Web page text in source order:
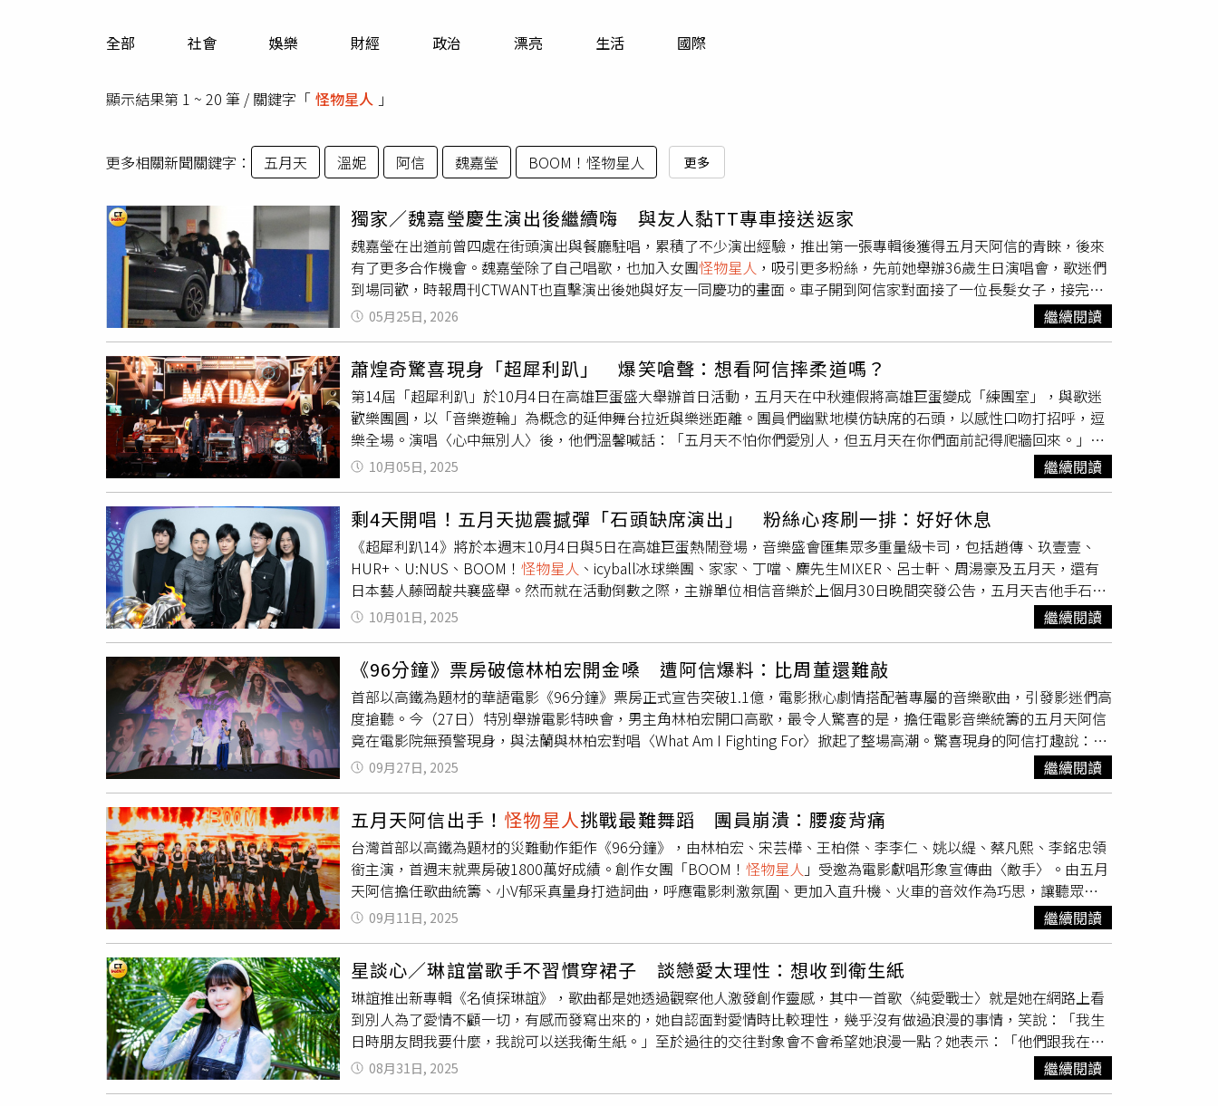
運勢
全部 社會 娛樂 財經 政治 漂亮 生活 國際
顯示結果第 1 ~ 20 筆 / 關鍵字「 怪物星人 」
更多相關新聞關鍵字： 五月天 溫妮 阿信 魏嘉瑩 BOOM！怪物星人 更多
獨家／魏嘉瑩慶生演出後繼續嗨 與友人黏TT專車接送返家
魏嘉瑩在出道前曾四處在街頭演出與餐廳駐唱，累積了不少演出經驗，推出第一張專輯後獲得五月天阿信的青睞，後來
有了更多合作機會。魏嘉瑩除了自己唱歌，也加入女團怪物星人 ，吸引更多粉絲，先前她舉辦36歲生日演唱會，歌迷們
到場同歡，時報周刊CTWANT也直擊演出後她與好友一同慶功的畫面。車子開到阿信家對面接了一位長髮女子，接完長
髮女後，車子來到阿信給魏嘉瑩住的家。（圖／本刊攝影組）5月15日深夜10點45分，結束連續2天的演唱會慶生場，魏
嘉瑩與2名同事同車離開會場，11點43分，車子開到阿信位於台北市小巨蛋對面的家前路邊停車，接了一名長髮女子上
宴會場。（圖／本刊攝影組）女生Kiki及其合作夥伴阿翔也出現在魏嘉瑩的慶功宴。（圖／本刊攝影組）魏嘉瑩坐在那
名長髮女子身旁。（圖／本刊攝影組）5分鐘，4人出門，步行到夜市的海產店，一名穿著藍色上衣的短髮女子到巷口迎
接4人，大夥兒一起走進海產店。而店內已經坐滿了這2天演唱會的工作人員，看來是演唱會的慶功宴，擔任演唱會嘉賓
的「那個女生Kiki」及其合作夥伴阿翔也是座上賓。用餐期間，長髮女一直坐在魏嘉瑩右手邊，2人並肩而坐。慶功宴結
束後，司機將魏嘉瑩與友人們送回住處的停車場。（圖／本刊攝影組）次日凌晨1點出頭，工作人員們陸陸續續離開，
當晚負責開車的司機也將車子停到餐廳門口。1點半左右，送別那個女生Kiki及阿翔，魏嘉瑩、長髮女及藍上衣的短髮女
一起上車，車子直接開回到魏嘉瑩住處停車場，放3人下車後，司機將車開到其他地方停放，接著獨自步行離開。魏嘉
瑩邀請好久不見的元若藍擔任嘉賓。（圖／相映音樂提供）魏嘉瑩先前展開《我要把眼淚當汽水》巡迴演唱會，自台北
起跑，走訪台中、高雄、廣州、成都、北京等地後，再度回到台北的Zepp New Taipei，恰巧遇上她的生日，連續兩天
舉辦旗艦慶生場，邀請蔡旻佑、元若藍、一隻阿圓及那個女生Kiki擔任嘉賓。由於《浪姐7》讓〈心願便利貼〉翻紅，身
為原唱的元若藍久違現身掀起全場尖叫，元若藍也感性回應：「謝謝大家想起我！」剛好元若藍也是5月壽星，魏嘉瑩
貼心送上生日禮物，表示：「聽說你最近有在創作、拍唱歌影片，所以送你手機磁吸支架，這個很實用！」希望她可以
發更多唱歌的影片。
05月25日, 2026 繼續閱讀
蕭煌奇驚喜現身「超犀利趴」 爆笑嗆聲：想看阿信摔柔道嗎？
第14屆「超犀利趴」於10月4日在高雄巨蛋盛大舉辦首日活動，五月天在中秋連假將高雄巨蛋變成「練團室」，與歌迷
歡樂團圓，以「音樂遊輪」為概念的延伸舞台拉近與樂迷距離。團員們幽默地模仿缺席的石頭，以感性口吻打招呼，逗
樂全場。演唱〈心中無別人〉後，他們溫馨喊話：「五月天不怕你們愛別人，但五月天在你們面前記得爬牆回來。」首
日活動最高潮之一，是金曲歌王蕭煌奇驚喜現身探班，自稱「五月天的司機」，與阿信合唱〈好不好〉、〈帶你去逛
街〉，阿信也透露昨天彩排時問蕭煌奇可否輕輕撞他肩，蕭煌奇回說：「大家有沒有看過我去柔道比賽，通常碰到我肩
船」開趴。HUR+熱力唱跳並與呂士軒合唱；BOOM！怪物星人
在演唱〈748情人節〉時，揭曉特別「食材」正是玖壹壹
的洋蔥，5人重新詮釋掀起高潮。U:NUS首唱新曲〈如果愛都說不出來〉，浪漫氛圍破表；玖壹壹出動樂團編制炸翻全
場。新科金曲歌王呂士軒嗨唱嘻哈金曲，並宣布11月將辦巡迴演唱會。壓軸登場的丁噹帶來最有意思的表演，挑戰10位
「帥哥」女舞者，大跳歷屆唱跳男神組曲，更在演唱〈你為什麼說謊〉時，因準備過程的心血付出而感動淚崩，展現專
業與真摯。整場「超犀利趴」首日活動成功以音樂能量駛入高雄巨蛋，讓樂迷滿載而歸。蕭煌奇和阿信在台上互動相當
10月05日, 2025 繼續閱讀
剩4天開唱！五月天拋震撼彈「石頭缺席演出」 粉絲心疼刷一排：好好休息
《超犀利趴14》將於本週末10月4日與5日在高雄巨蛋熱鬧登場，音樂盛會匯集眾多重量級卡司，包括趙傳、玖壹壹、
HUR+、U:NUS、BOOM！ 怪物星人 、icyball冰球樂團、家家、丁噹、麋先生MIXER、呂士軒、周湯豪及五月天，還有
日本藝人藤岡靛共襄盛舉。然而就在活動倒數之際，主辦單位相信音樂於上個月30日晚間突發公告，五月天吉他手石頭
將因個人因素無法參與演出，引起歌迷廣泛關注。根據主辦單位在「超犀利趴」臉書發布的最新資訊指出，原訂兩天演
出的壓軸皆為五月天，但其中提及：「石頭因個人因素不克出席，該場次演出為四人版。」雖然主辦方未進一步透露石
頭缺席的具體原因，但呼籲粉絲體諒。此消息一出，旋即引發粉絲熱烈討論，許多人留言表達理解與支持，寫下「沒關
係的！石拔好好休息！我們都會在原地等你的」、「石頭保重，身體健康最重要」、「石拔要好好照顧自己」、「少一
個人就是怪怪的……石拔好好休息噢」、「石頭好好休息，我們很快會再見面的。」石頭過去曾因脊椎滑脫而缺席部分
巡演，使部分歌迷對他的健康狀況感到憂心。尤其在五月天日前於北京鳥巢舉辦「回到那一天」巡演第100場時，石頭
曾感性表示：「我覺得我的責任好像好大，好像每天得要健健康康在這個台上。其實我的身體……我不知道什麼時候會
有承受不住的時候，所以如果有一天我缺席了，希望大家原諒我！」如今這番話似乎讓歌迷更加牽掛其狀況。
10月01日, 2025 繼續閱讀
《96分鐘》票房破億林柏宏開金嗓 遭阿信爆料：比周董還難敲
首部以高鐵為題材的華語電影《96分鐘》票房正式宣告突破1.1億，電影揪心劇情搭配著專屬的音樂歌曲，引發影迷們高
度搶聽。今（27日）特別舉辦電影特映會，男主角林柏宏開口高歌，最令人驚喜的是，擔任電影音樂統籌的五月天阿信
竟在電影院無預警現身，與法蘭與林柏宏對唱〈What Am I Fighting For〉掀起了整場高潮。驚喜現身的阿信打趣說：
「我從小就是柏宏的影迷，很榮幸這次能為電影《96分鐘》做音樂。」更爆料林柏宏的檔期比周董還難敲，林柏宏趕緊
澄清：「我不是專業歌手，擔心我真的做不到！非常難得可以在電影院唱歌給大家聽！」阿信也提到林柏宏是從《超級
星光大道》出身，稱讚：「一出道就是歌手！」林柏宏幽默回應：「我只能說是選手！」阿信更把舞台的重要位置留給
男主角，笑稱：「今天讓你當主唱，站C位！」林柏宏被爆料比周杰倫還難敲。（圖／相映音樂提供）在電影播映前，
創作女團「BOOM！怪物星人」打頭陣演唱形象宣傳曲〈敵手〉炒熱氣氛，緊接著黃霆睿傾力演繹〈Don’t Tell Me
Who I Am〉，再來則是法蘭登場詮釋〈他們依然愛著〉，最後則是終極彩蛋，法蘭與林柏宏對唱〈What Am I Fighting
For〉，林柏宏表示：「第一次有機會在電影院裡面唱歌，是非常特別的經驗，而且很驚喜能跟法蘭和信哥一起合唱，
很緊張但也感覺很熱血。」
09月27日, 2025 繼續閱讀
五月天阿信出手！ 怪物星人挑戰最難舞蹈 團員崩潰：腰痠背痛
台灣首部以高鐵為題材的災難動作鉅作《96分鐘》，由林柏宏、宋芸樺、王柏傑、李李仁、姚以緹、蔡凡熙、李銘忠領
銜主演，首週末就票房破1800萬好成績。創作女團「BOOM！ 怪物星人 」受邀為電影獻唱形象宣傳曲〈敵手〉。由五月
天阿信擔任歌曲統籌、小V郁采真量身打造詞曲，呼應電影刺激氛圍、更加入直升機、火車的音效作為巧思，讓聽眾有
腎上腺素飆升的聽覺和心跳感。MV特別到虛擬攝影棚拍攝，螢幕秀出火焰、科幻不同氛圍， 4人為此挑戰高難度唱跳、
搭配8位舞者更添氣勢，就連擁有精湛舞藝的溫妮都說：「這首是怪星史上最具挑戰性的一支舞蹈！」琳誼苦笑表示：
大：「難在每次練完這支舞都特別餓。一定要大吃一頓，幫助身體更迅速把舞步記起來！不過因為這樣可以吃很多飯也
是滿開心的。」 怪物星人團員認為〈敵手〉舞蹈很有挑戰性。（圖／相映音樂提供）小V直呼：「最挑戰的在於力度的
收放是快速切換的，為了呈現視覺上卡點的爽感，老師在動作的乾淨度更嚴格要求，對心肺和肌肉的耐力都是硬仗，所
以歌曲錄完後，我們有進行密集的體能訓練，為這次的編舞做準備！」溫妮解析舞步：「除了動作力度的收放、難度、
細緻度都提升之外，更挑戰核心的穩定度！」
09月11日, 2025 繼續閱讀
星談心／琳誼當歌手不習慣穿裙子 談戀愛太理性：想收到衛生紙
琳誼推出新專輯《名偵探琳誼》，歌曲都是她透過觀察他人激發創作靈感，其中一首歌〈純愛戰士〉就是她在網路上看
到別人為了愛情不顧一切，有感而發寫出來的，她自認面對愛情時比較理性，幾乎沒有做過浪漫的事情，笑說：「我生
日時朋友問我要什麼，我說可以送我衛生紙。」至於過往的交往對象會不會希望她浪漫一點？她表示：「他們跟我在一
起的時候，應該就知道這件事情了！」個性理性的琳誼談戀愛時一點都不浪漫。（圖／趙文彬攝）既然專輯名稱是「名
偵探」，那在戀愛時是否能敏銳察覺另一半怪怪的？琳誼說：「我覺得要看情況，如果那陣子很忙就不會發現。」她也
08月31日, 2025 繼續閱讀